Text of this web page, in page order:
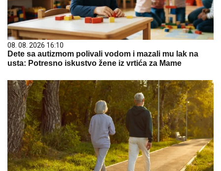
08. 08. 2026 16:10
Dete sa autizmom polivali vodom i mazali mu lak na
usta: Potresno iskustvo žene iz vrtića za Mame